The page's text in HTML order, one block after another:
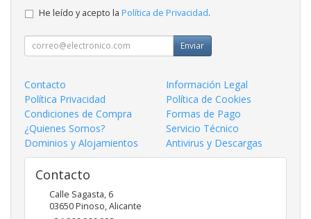
He leído y acepto la Política de Privacidad.
Enviar
Contacto
Información Legal
Política Privacidad
Política de Cookies
Condiciones de Compra
Formas de Pago
¿Quienes Somos?
Servicio Técnico
Dominios y Alojamientos
Antivirus y Descargas
Contacto
Calle Sagasta, 6
03650Pinoso,Alicante